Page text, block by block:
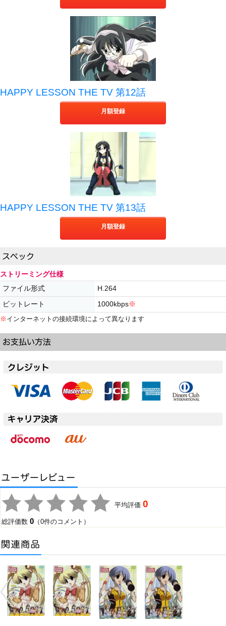
HAPPY LESSON THE TV 第12話
月額登録
HAPPY LESSON THE TV 第13話
月額登録
ストリーミング仕様
ファイル形式 H.264
ビットレート 1000kbps※
※ インターネットの接続環境によって異なります
平均評価0
総評価数0 （0件のコメント）